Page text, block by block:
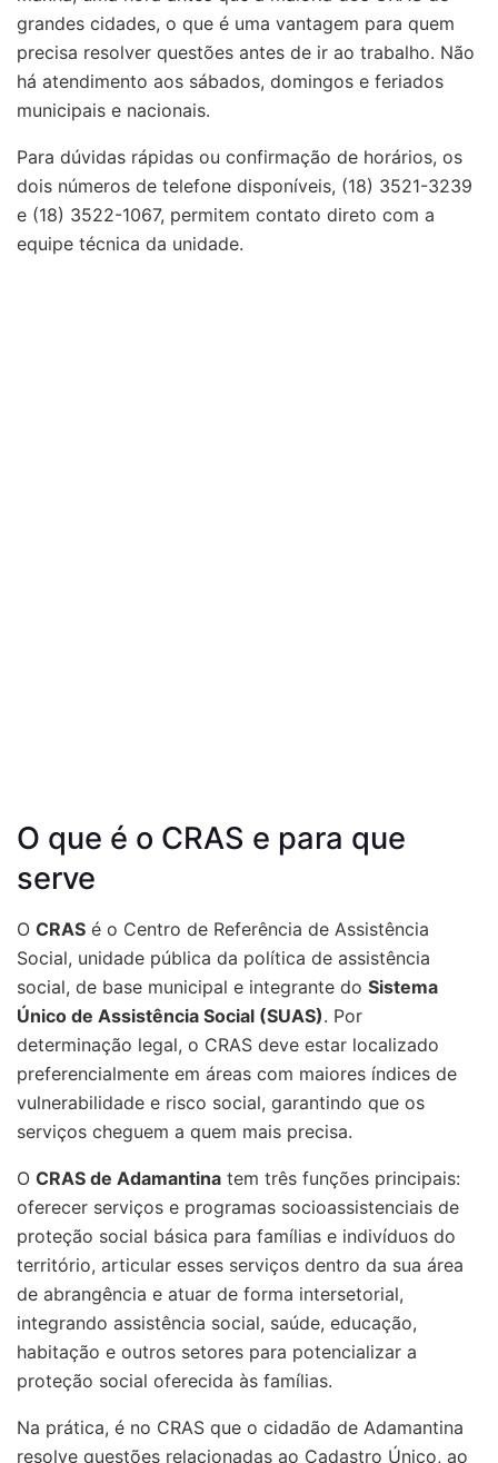
grandes cidades, o que é uma vantagem para quem
precisa resolver questões antes de ir ao trabalho. Não
há atendimento aos sábados, domingos e feriados
municipais e nacionais.
Para dúvidas rápidas ou confirmação de horários, os
dois números de telefone disponíveis, (18) 3521-3239
e (18) 3522-1067, permitem contato direto com a
equipe técnica da unidade.
O que é o CRAS e para que
serve
O CRAS é o Centro de Referência de Assistência
Social, unidade pública da política de assistência
social, de base municipal e integrante do Sistema
Único de Assistência Social (SUAS). Por
determinação legal, o CRAS deve estar localizado
preferencialmente em áreas com maiores índices de
vulnerabilidade e risco social, garantindo que os
serviços cheguem a quem mais precisa.
O CRAS de Adamantina tem três funções principais:
oferecer serviços e programas socioassistenciais de
proteção social básica para famílias e indivíduos do
território, articular esses serviços dentro da sua área
de abrangência e atuar de forma intersetorial,
integrando assistência social, saúde, educação,
habitação e outros setores para potencializar a
proteção social oferecida às famílias.
Na prática, é no CRAS que o cidadão de Adamantina
resolve questões relacionadas ao Cadastro Único, ao